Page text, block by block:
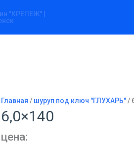
Главная / шуруп под ключ "ГЛУХАРЬ"/
6,0×140
цена:
товара